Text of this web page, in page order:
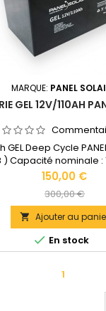
MARQUE: PANEL
GEL 12V/110AH
GEL Deep Cycle
Capacité nominale :
Courant de charge
x 171 x 215 mm Poids :
dans les
Prix
150,00 €
Prix
de
base
300,00 €
 Ajouter au
 En stock
1